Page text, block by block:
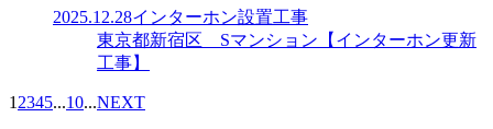
2025.12.28インターホン設置工事
東京都新宿区 Sマンション【インターホン更新
工事】
1 2345...10...NEXT